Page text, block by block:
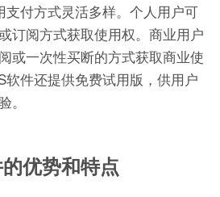
支付方式灵活多样。个人用户可
订阅方式获取使用权。商业用户
或一次性买断的方式获取商业使
软件还提供免费试用版，供用户
。
优势和特点